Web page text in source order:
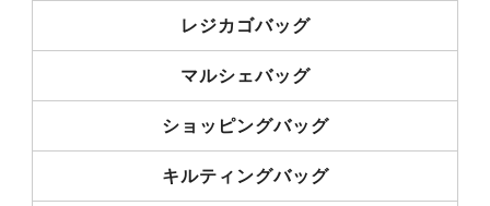
レジカゴバッグ
マルシェバッグ
ショッピングバッグ
キルティングバッグ